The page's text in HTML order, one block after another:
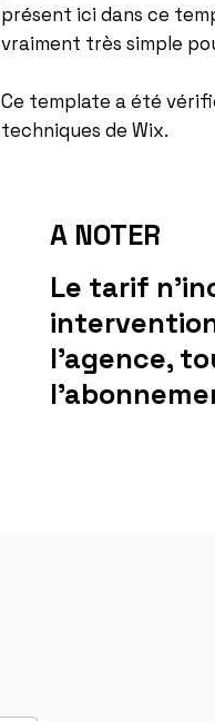
présent ici dans ce
vraiment très simple
Ce template a été
techniques de Wix.
A NOTER
Le tarif
l'agence,